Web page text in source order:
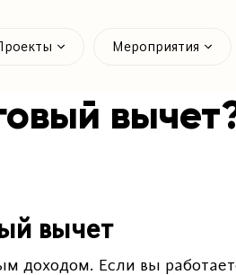
Мероприятия
вычет
доходом. Если вы